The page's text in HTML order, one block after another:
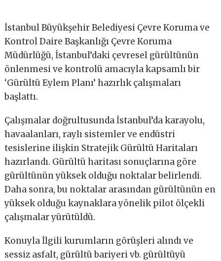
İstanbul Büyükşehir Belediyesi Çevre Koruma ve
Kontrol Daire Başkanlığı Çevre Koruma
Müdürlüğü, İstanbul’daki çevresel gürültünün
önlenmesi ve kontrolü amacıyla kapsamlı bir
‘Gürültü Eylem Planı’ hazırlık çalışmaları
başlattı.
Çalışmalar doğrultusunda İstanbul’da karayolu,
havaalanları, raylı sistemler ve endüstri
tesislerine ilişkin Stratejik Gürültü Haritaları
hazırlandı. Gürültü haritası sonuçlarına göre
gürültünün yüksek olduğu noktalar belirlendi.
Daha sonra, bu noktalar arasından gürültünün en
yüksek olduğu kaynaklara yönelik pilot ölçekli
çalışmalar yürütüldü.
Konuyla İlgili kurumların görüşleri alındı ve
sessiz asfalt, gürültü bariyeri vb. gürültüyü